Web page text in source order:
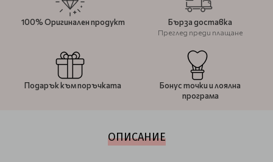
100% Оригинален продукт Бърза доставка
Преглед преди плащане
Подарък към поръчката
Бонус точки и лоялна
програма
ОПИСАНИЕ